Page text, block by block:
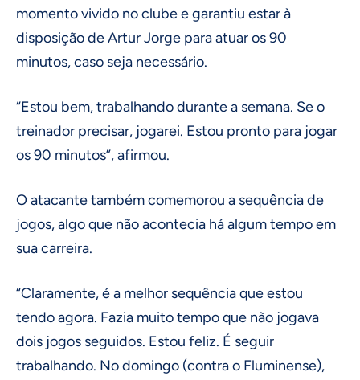
momento vivido no clube e garantiu estar à
disposição de Artur Jorge para atuar os 90
minutos, caso seja necessário.
“Estou bem, trabalhando durante a semana. Se o
treinador precisar, jogarei. Estou pronto para jogar
os 90 minutos”, afirmou.
O atacante também comemorou a sequência de
jogos, algo que não acontecia há algum tempo em
sua carreira.
“Claramente, é a melhor sequência que estou
tendo agora. Fazia muito tempo que não jogava
dois jogos seguidos. Estou feliz. É seguir
trabalhando. No domingo (contra o Fluminense),